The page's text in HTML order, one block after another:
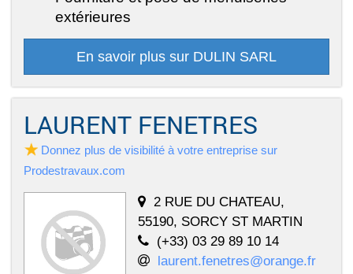
extérieures
En savoir plus sur DULIN SARL
LAURENT FENETRES
Donnez plus de visibilité à votre entreprise sur
Prodestravaux.com
2 RUE DU CHATEAU,
55190, SORCY ST MARTIN
(+33) 03 29 89 10 14
laurent.fenetres@orange.fr